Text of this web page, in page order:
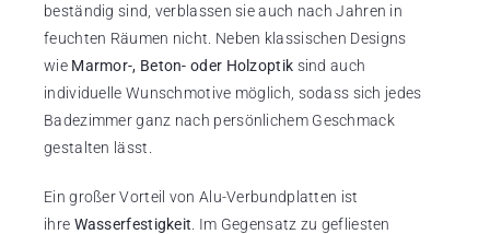
beständig sind, verblassen sie auch nach Jahren in
feuchten Räumen nicht. Neben klassischen Designs
wie Marmor-, Beton- oder Holzoptik sind auch
individuelle Wunschmotive möglich, sodass sich jedes
Badezimmer ganz nach persönlichem Geschmack
gestalten lässt.
Ein großer Vorteil von Alu-Verbundplatten ist
ihre Wasserfestigkeit . Im Gegensatz zu gefliesten